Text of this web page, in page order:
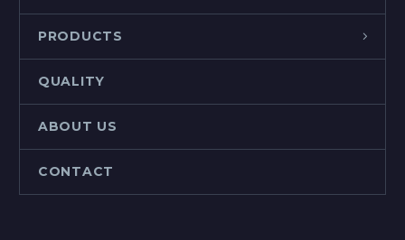
PRODUCTS
QUALITY
ABOUT US
CONTACT